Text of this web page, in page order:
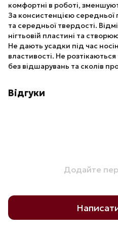
комфортні в роботі,
За консистенцією
та середньої твердості.
нігтьовій пластині та
Не дають усадки під час
властивості. Не
без відшарувань та сколів
Відгуки
Додайте